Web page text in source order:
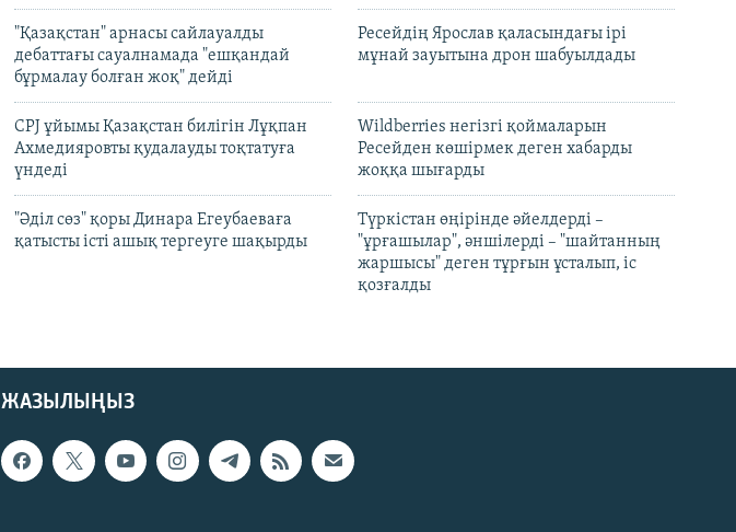
"Қазақстан" арнасы сайлауалды
дебаттағы сауалнамада "ешқандай
бұрмалау болған жоқ" дейді
Ресейдің Ярослав қаласындағы ірі
мұнай зауытына дрон шабуылдады
CPJ ұйымы Қазақстан билігін Лұқпан
Ахмедияровты қудалауды тоқтатуға
үндеді
Wildberries негізгі қоймаларын
Ресейден көшірмек деген хабарды
жоққа шығарды
"Әділ сөз" қоры Динара Егеубаеваға
қатысты істі ашық тергеуге шақырды
Түркістан өңірінде әйелдерді –
"ұрғашылар", әншілерді – "шайтанның
жаршысы" деген тұрғын ұсталып, іс
қозғалды
ЖАЗЫЛЫҢЫЗ